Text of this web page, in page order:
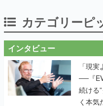
カテゴリーピ
インタビュー
「現
──『
続ける
く本気